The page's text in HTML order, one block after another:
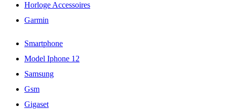
Horloge Accessoires
Garmin
Smartphone
Model Iphone 12
Samsung
Gsm
Gigaset